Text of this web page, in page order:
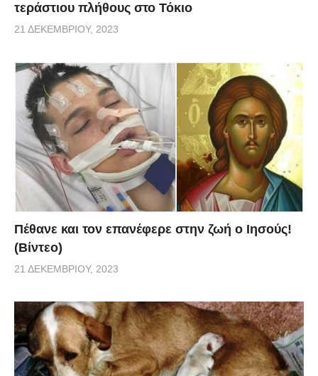
τεράστιου πλήθους στο Τόκιο
21 ΔΕΚΕΜΒΡΊΟΥ, 2023
Πέθανε και τον επανέφερε στην ζωή ο Ιησούς!
(Βίντεο)
21 ΔΕΚΕΜΒΡΊΟΥ, 2023